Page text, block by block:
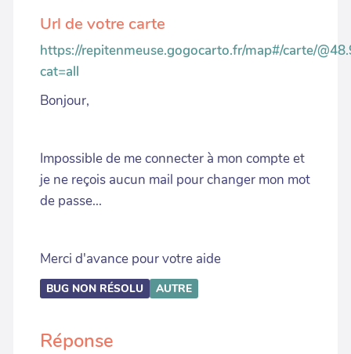
Url de votre carte
https://repitenmeuse.gogocarto.fr/map#/carte/
cat=all
Bonjour,
Impossible de me connecter à mon compte et
je ne reçois aucun mail pour changer mon mot
de passe...
Merci d'avance pour votre aide
BUG NON RÉSOLU AUTRE
Réponse